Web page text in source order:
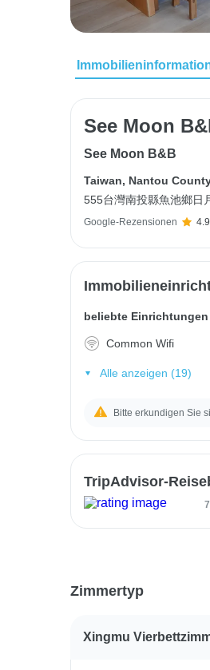
See Moon
See Moon B&B
Taiwan, Nantou
555台灣南投縣魚池鄉日
Google-Rezensionen 4.9
beliebte Einrichtungen
Common Wifi
Alle anzeigen (19)
Bitte erkundigen Sie
TripAdvisor-
Zimmertyp
Xingmu